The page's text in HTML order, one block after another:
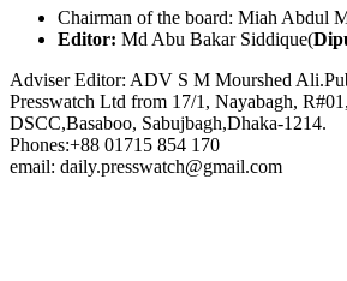
Chairman of the board: Miah Abdul
Editor: Md Abu Bakar Siddique(
Adviser Editor: ADV S M Mourshed
Presswatch Ltd from 17/1, Nayabagh,
DSCC,Basaboo, Sabujbagh,Dhaka-1214.
Phones:+88 01715 854 170
email: daily.presswatch@gmail.com